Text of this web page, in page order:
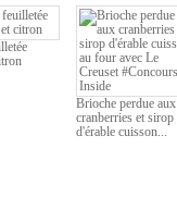
Brioche perdue aux
cranberries et sirop
d'érable cuisson...